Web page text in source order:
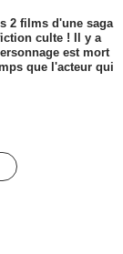
2 films d'une saga
culte ! Il y a
est mort
que l'acteur qui